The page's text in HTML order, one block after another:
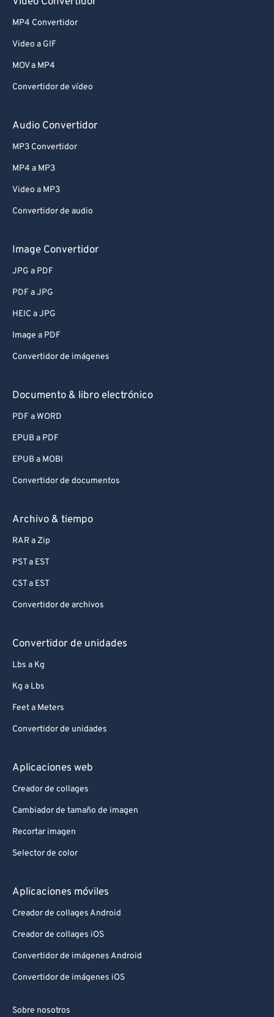
MP4 Convertidor
Video a GIF
MOV a MP4
Convertidor de vídeo
Audio Convertidor
MP3 Convertidor
MP4 a MP3
Video a MP3
Convertidor de audio
Image Convertidor
JPG a PDF
PDF a JPG
HEIC a JPG
Image a PDF
Convertidor de imágenes
Documento & libro electrónico
PDF a WORD
EPUB a PDF
EPUB a MOBI
Convertidor de documentos
Archivo & tiempo
RAR a Zip
PST a EST
CST a EST
Convertidor de archivos
Convertidor de unidades
Lbs a Kg
Kg a Lbs
Feet a Meters
Convertidor de unidades
Aplicaciones web
Creador de collages
Cambiador de tamaño de imagen
Recortar imagen
Selector de color
Aplicaciones móviles
Creador de collages Android
Creador de collages iOS
Convertidor de imágenes Android
Convertidor de imágenes iOS
Sobre nosotros